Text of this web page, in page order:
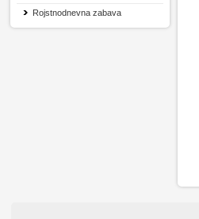
Rojstnodnevna zabava